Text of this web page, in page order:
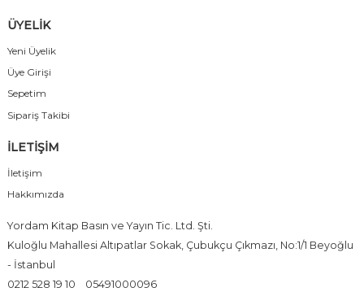
ÜYELİK
Yeni Üyelik
Üye Girişi
Sepetim
Sipariş Takibi
İLETİŞİM
İletişim
Hakkımızda
Yordam Kitap Basın ve Yayın Tic. Ltd. Şti.
Kuloğlu Mahallesi Altıpatlar Sokak, Çubukçu Çıkmazı, No:1/1 Beyoğlu
- İstanbul
0212 528 19 10
05491000096